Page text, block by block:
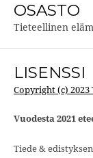
OSASTO
Tieteellinen
LISENSSI
Copyright (c)
Vuodesta 2021
Tiede &